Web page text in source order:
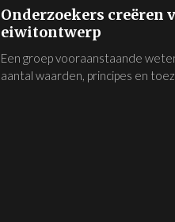
Onderzoekers
eiwitontwerp
Een groep vooraanstaande
aantal waarden, principes en